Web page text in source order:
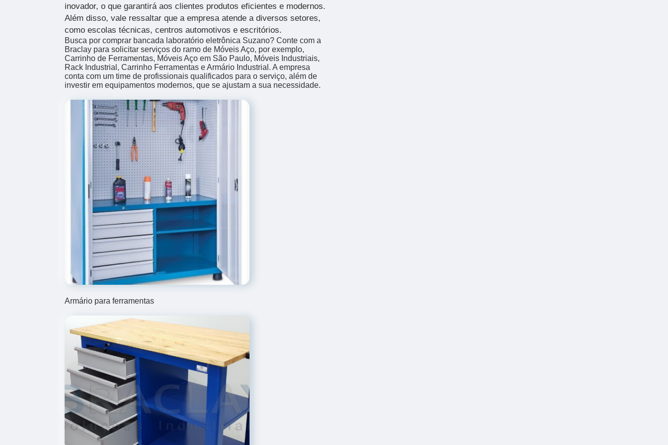
inovador, o que garantirá aos clientes produtos eficientes e modernos.
Além disso, vale ressaltar que a empresa atende a diversos setores,
como escolas técnicas, centros automotivos e escritórios.
Busca por comprar bancada laboratório eletrônica Suzano? Conte com a
Braclay para solicitar serviços do ramo de Móveis Aço, por exemplo,
Carrinho de Ferramentas, Móveis Aço em São Paulo, Móveis Industriais,
Rack Industrial, Carrinho Ferramentas e Armário Industrial. A empresa
conta com um time de profissionais qualificados para o serviço, além de
investir em equipamentos modernos, que se ajustam a sua necessidade.
Armário para ferramentas